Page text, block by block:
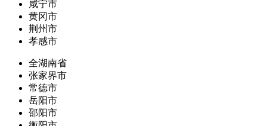
咸宁市
黄冈市
荆州市
孝感市
全湖南省
张家界市
常德市
岳阳市
邵阳市